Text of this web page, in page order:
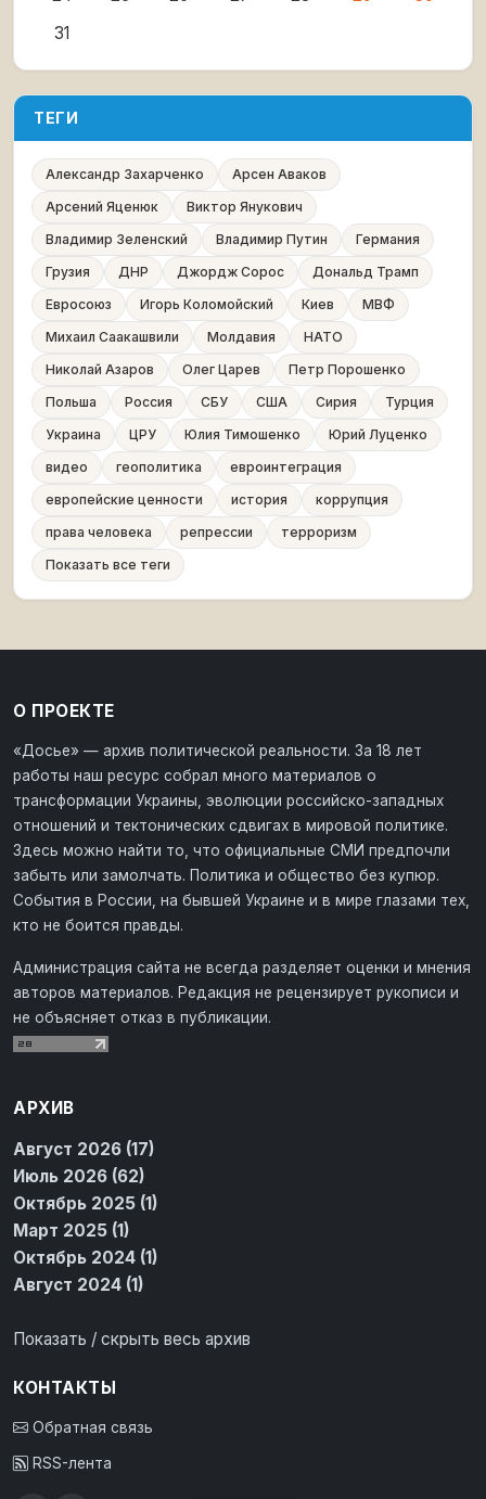
31
ТЕГИ
Александр Захарченко
Арсен Аваков
Арсений Яценюк
Виктор Янукович
Владимир Зеленский
Владимир Путин
Германия
Грузия
ДНР Джордж Сорос
Дональд Трамп
Евросоюз
Игорь Коломойский Киев
МВФ
Михаил Саакашвили
Молдавия
НАТО
Николай Азаров
Олег Царев
Петр Порошенко
Польша
Россия СБУ США Сирия
Турция
Украина
ЦРУ Юлия Тимошенко
Юрий Луценко
видео
геополитика
евроинтеграция
европейские ценности
история
коррупция
права человека
репрессии
терроризм
Показать все теги
О ПРОЕКТЕ
«Досье» — архив политической реальности. За 18 лет
работы наш ресурс собрал много материалов о
трансформации Украины, эволюции российско-западных
отношений и тектонических сдвигах в мировой политике.
Здесь можно найти то, что официальные СМИ предпочли
забыть или замолчать. Политика и общество без купюр.
События в России, на бывшей Украине и в мире глазами тех,
кто не боится правды.
Администрация сайта не всегда разделяет оценки и мнения
авторов материалов. Редакция не рецензирует рукописи и
не объясняет отказ в публикации.
АРХИВ
Август 2026 (17)
Июль 2026 (62)
Октябрь 2025 (1)
Март 2025 (1)
Октябрь 2024 (1)
Август 2024 (1)
Показать / скрыть весь архив
КОНТАКТЫ
Обратная связь
RSS-лента